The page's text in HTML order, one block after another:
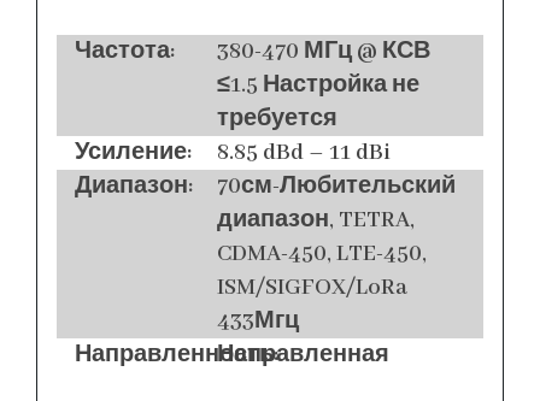
Частота:
380-470 МГц @ КСВ
≤1.5 Настройка не
требуется
Усиление:
8.85 dBd – 11 dBi
Диапазон:
70см-Любительский
диапазон, TETRA,
CDMA-450, LTE-450,
ISM/SIGFOX/LoRa
433Мгц
Направленность:Направленная